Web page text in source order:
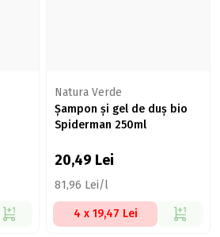
Natura Verde
Șampon și gel de duș bio
Spiderman 250ml
20,49 Lei
81,96 Lei/l
4 x 19,47 Lei